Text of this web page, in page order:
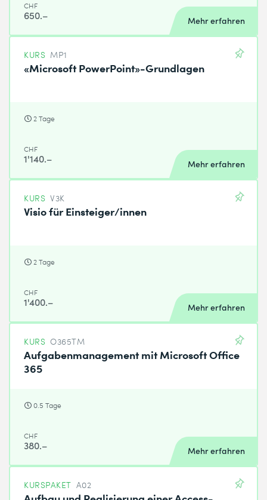
CHF
650.– Mehr erfahren
KURS MP1
«Microsoft PowerPoint»-Grundlagen
2 Tage
CHF
1'140.– Mehr erfahren
KURS V3K
Visio für Einsteiger/innen
2 Tage
CHF
1'400.– Mehr erfahren
KURS O365TM
Aufgabenmanagement mit Microsoft Office
365
0.5 Tage
CHF
380.– Mehr erfahren
KURSPAKET A02